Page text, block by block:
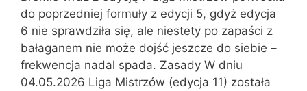
do poprzedniej formuły z edycji 5, gdyż edycja
6 nie sprawdziła się, ale niestety po zapaści z
bałaganem nie może dojść jeszcze do siebie –
frekwencja nadal spada. Zasady W dniu
04.05.2026 Liga Mistrzów (edycja 11) została